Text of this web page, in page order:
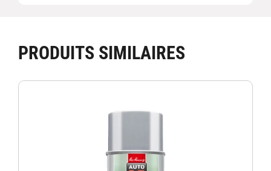
PRODUITS SIMILAIRES